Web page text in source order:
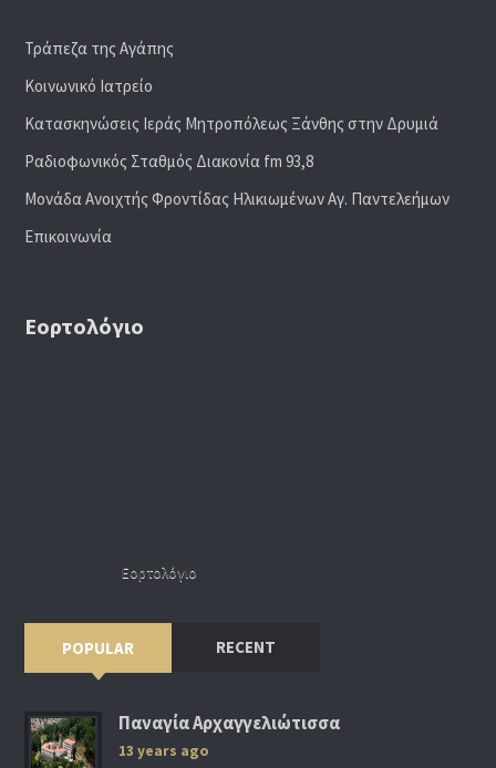
Τράπεζα της Αγάπης
Κοινωνικό Ιατρείο
Κατασκηνώσεις Ιεράς Μητροπόλεως Ξάνθης στην Δρυμιά
Ραδιoφωνικός Σταθμός Διακονία fm 93,8
Μονάδα Ανοιχτής Φροντίδας Ηλικιωμένων Αγ. Παντελεήμων
Επικοινωνία
Εορτολόγιο
Εορτολόγιο
POPULAR RECENT
Παναγία Αρχαγγελιώτισσα
13 years ago